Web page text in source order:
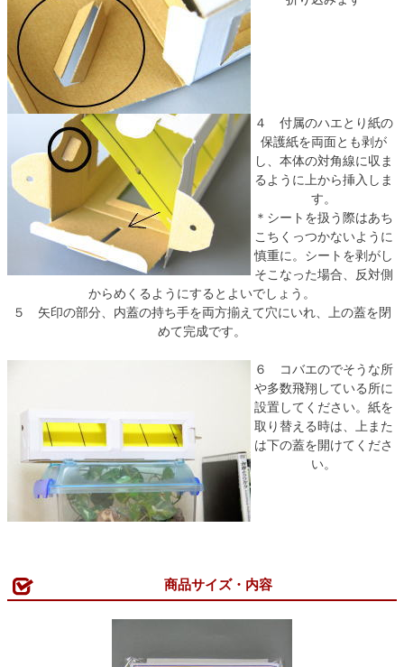
４ 付属のハエとり紙の
保護紙を両面とも剥が
し、本体の対角線に収ま
るように上から挿入しま
す。
＊シートを扱う際はあち
こちくっつかないように
慎重に。シートを剥がし
そこなった場合、反対側
からめくるようにするとよいでしょう。
５ 矢印の部分、内蓋の持ち手を両方揃えて穴にいれ、上の蓋を閉
めて完成です。
６ コバエのでそうな所
や多数飛翔している所に
設置してください。紙を
取り替える時は、上また
は下の蓋を開けてくださ
い。
商品サイズ・内容